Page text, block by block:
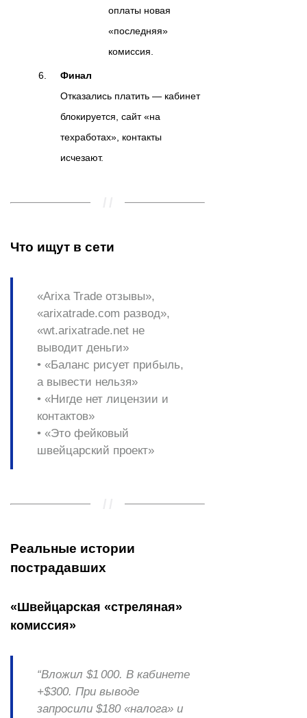
оплаты новая
«последняя»
комиссия.
Финал
Отказались платить — кабинет
блокируется, сайт «на
техработах», контакты
исчезают.
Что ищут в сети
«Arixa Trade отзывы»,
«arixatrade.com развод»,
«wt.arixatrade.net не
выводит деньги»
• «Баланс рисует прибыль,
а вывести нельзя»
• «Нигде нет лицензии и
контактов»
• «Это фейковый
швейцарский проект»
Реальные истории
пострадавших
«Швейцарская «стреляная»
комиссия»
“Вложил $1 000. В кабинете
+$300. При выводе
запросили $180 «налога» и